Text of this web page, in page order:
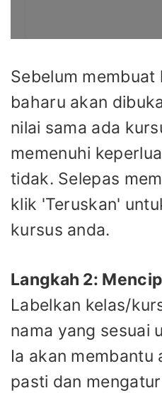
Sebelum
baharu akan
nilai sama ada
memenuhi
tidak. Selepas
klik 'Teruskan'
kursus anda.
Langkah 2:
Labelkan kelas/
nama yang sesuai
Ia akan membantu
pasti dan